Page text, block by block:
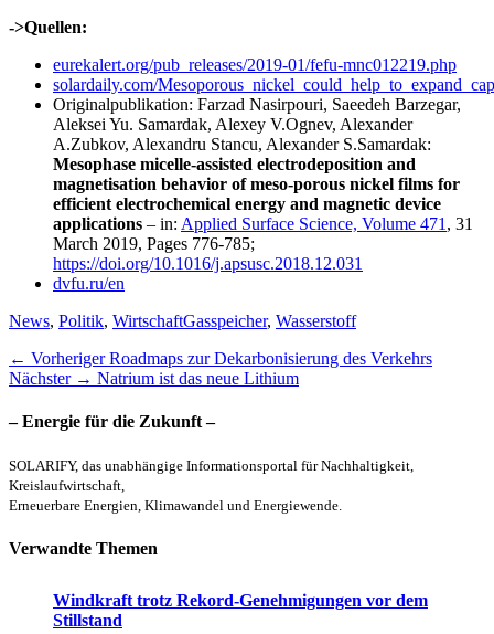
->Quellen:
eurekalert.org/pub_releases/2019-01/fefu-mnc012219.php
solardaily.com/
Originalpublikation: Farzad Nasirpouri, Saeedeh Barzegar,
Aleksei Yu. Samardak, Alexey V.Ognev, Alexander
A.Zubkov, Alexandru Stancu, Alexander S.Samardak:
Mesophase micelle-assisted electrodeposition and
magnetisation behavior of meso-porous nickel films for
efficient electrochemical energy and magnetic device
applications – in: Applied Surface Science, Volume 471 , 31
March 2019, Pages 776-785;
https://doi.org/10.1016/j.apsusc.2018.12.031
dvfu.ru/en
Kategorien
News, Politik, WirtschaftSchlagworte
Gasspeicher, Wasserstoff
Beitragsnavigation
← Vorheriger Vorheriger
Beitrag:
Roadmaps zur Dekarbonisierung des Verkehrs
Nächster → Nächster
Natrium ist das neue Lithium
– Energie für die Zukunft –
SOLARIFY, das unabhängige Informationsportal für Nachhaltigkeit,
Kreislaufwirtschaft,
Erneuerbare Energien, Klimawandel und Energiewende.
Verwandte Themen
Windkraft trotz Rekord-Genehmigungen vor dem
Stillstand